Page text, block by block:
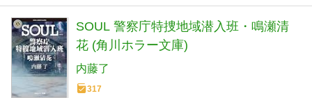
SOUL 警察庁特捜地域潜入班・鳴瀬清
花 (角川ホラー文庫)
内藤了
317